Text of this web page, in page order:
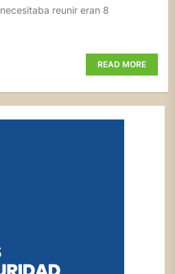
reunir eran 8
READ MORE